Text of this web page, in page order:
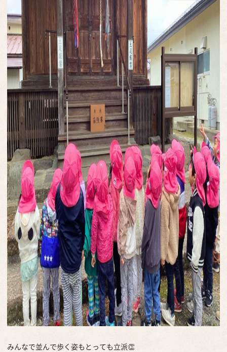
みんなで並んで歩く姿もとっても立派👏